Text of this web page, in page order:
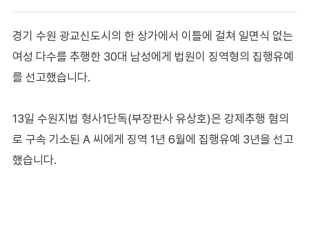
경기 수원 광교신도시의 한 상가에서 이틀에 걸쳐 일면식 없는
여성 다수를 추행한 30대 남성에게 법원이 징역형의 집행유예
를 선고했습니다.
13일 수원지법 형사1단독(부장판사 유상호)은 강제추행 혐의
로 구속 기소된 A 씨에게 징역 1년 6월에 집행유예 3년을 선고
했습니다.